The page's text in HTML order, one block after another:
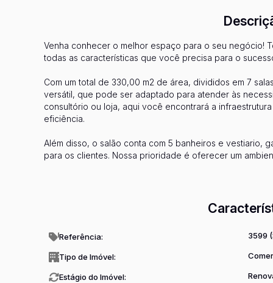
Venha conhecer o melhor espaço para o seu negócio!
todas as características que você precisa para o
Com um total de 330,00 m2 de área, divididos em 7
versátil, que pode ser adaptado para atender às
consultório ou loja, aqui você encontrará a
eficiência.
Além disso, o salão conta com 5 banheiros e vestiario,
para os clientes. Nossa prioridade é oferecer um
acesso e visibilidade, aqui você estará em uma região
seu negócio. A proximidade com outros comércios e
Além de todas essas características, o salão comercial
estacionamento para os clientes e segurança 24
garantir a tranquilidade e a confiança no local de
Referência: 3599
Tipo de Imóvel:
Estágio do Imóvel: